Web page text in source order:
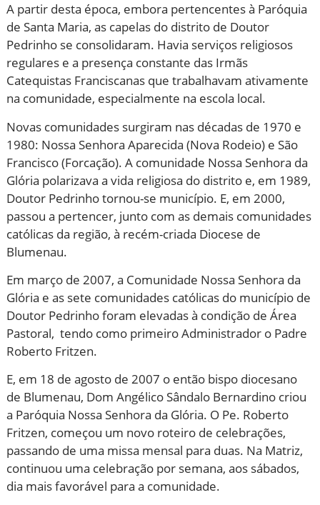
A partir desta época, embora pertencentes à Paróquia
de Santa Maria, as capelas do distrito de Doutor
Pedrinho se consolidaram. Havia serviços religiosos
regulares e a presença constante das Irmãs
Catequistas Franciscanas que trabalhavam ativamente
na comunidade, especialmente na escola local.
Novas comunidades surgiram nas décadas de 1970 e
1980: Nossa Senhora Aparecida (Nova Rodeio) e São
Francisco (Forcação). A comunidade Nossa Senhora da
Glória polarizava a vida religiosa do distrito e, em 1989,
Doutor Pedrinho tornou-se município. E, em 2000,
passou a pertencer, junto com as demais comunidades
católicas da região, à recém-criada Diocese de
Blumenau.
Em março de 2007, a Comunidade Nossa Senhora da
Glória e as sete comunidades católicas do município de
Doutor Pedrinho foram elevadas à condição de Área
Pastoral, tendo como primeiro Administrador o Padre
Roberto Fritzen.
E, em 18 de agosto de 2007 o então bispo diocesano
de Blumenau, Dom Angélico Sândalo Bernardino criou
a Paróquia Nossa Senhora da Glória. O Pe. Roberto
Fritzen, começou um novo roteiro de celebrações,
passando de uma missa mensal para duas. Na Matriz,
continuou uma celebração por semana, aos sábados,
dia mais favorável para a comunidade.